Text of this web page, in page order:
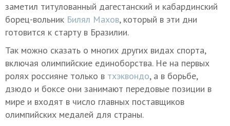
заметил титулованный дагестанский и кабардинский
борец-вольник Билял Махов, который в эти дни
готовится к старту в Бразилии.
Так можно сказать о многих других видах спорта,
включая олимпийские единоборства. Не на первых
ролях россияне только в тхэквондо, а в борьбе,
дзюдо и боксе они занимают передовые позиции в
мире и входят в число главных поставщиков
олимпийских медалей для страны.